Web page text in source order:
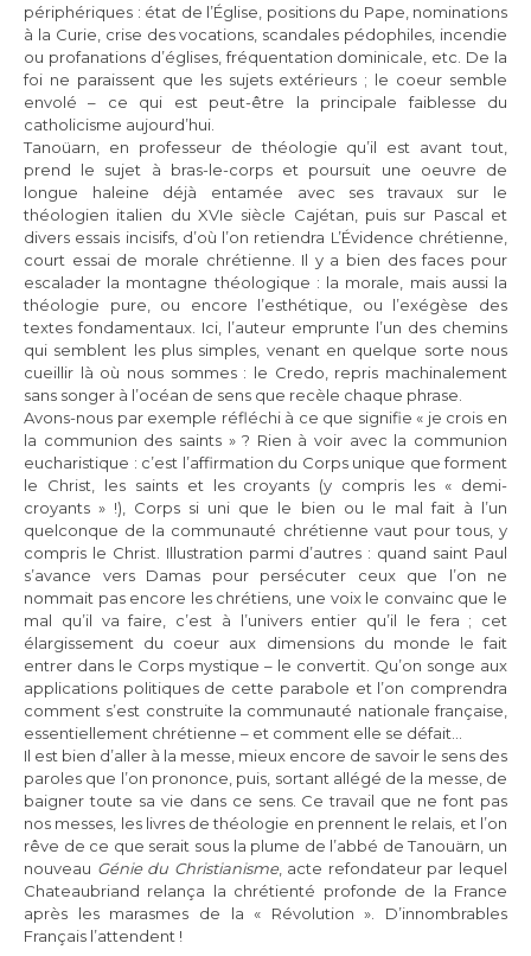
périphériques : état de l’Église, positions du Pape, nominations
à la Curie, crise des vocations, scandales pédophiles, incendie
ou profanations d’églises, fréquentation dominicale, etc. De la
foi ne paraissent que les sujets extérieurs ; le coeur semble
envolé – ce qui est peut-être la principale faiblesse du
catholicisme aujourd’hui.
Tanoüarn, en professeur de théologie qu’il est avant tout,
prend le sujet à bras-le-corps et poursuit une oeuvre de
longue haleine déjà entamée avec ses travaux sur le
théologien italien du XVIe siècle Cajétan, puis sur Pascal et
divers essais incisifs, d’où l’on retiendra L’Évidence chrétienne,
court essai de morale chrétienne. Il y a bien des faces pour
escalader la montagne théologique : la morale, mais aussi la
théologie pure, ou encore l’esthétique, ou l’exégèse des
textes fondamentaux. Ici, l’auteur emprunte l’un des chemins
qui semblent les plus simples, venant en quelque sorte nous
cueillir là où nous sommes : le Credo, repris machinalement
sans songer à l’océan de sens que recèle chaque phrase.
Avons-nous par exemple réfléchi à ce que signifie « je crois en
la communion des saints » ? Rien à voir avec la communion
eucharistique : c’est l’affirmation du Corps unique que forment
le Christ, les saints et les croyants (y compris les « demi-
croyants » !), Corps si uni que le bien ou le mal fait à l’un
quelconque de la communauté chrétienne vaut pour tous, y
compris le Christ. Illustration parmi d’autres : quand saint Paul
s’avance vers Damas pour persécuter ceux que l’on ne
nommait pas encore les chrétiens, une voix le convainc que le
mal qu’il va faire, c’est à l’univers entier qu’il le fera ; cet
élargissement du coeur aux dimensions du monde le fait
entrer dans le Corps mystique – le convertit. Qu’on songe aux
applications politiques de cette parabole et l’on comprendra
comment s’est construite la communauté nationale française,
essentiellement chrétienne – et comment elle se défait…
Il est bien d’aller à la messe, mieux encore de savoir le sens des
paroles que l’on prononce, puis, sortant allégé de la messe, de
baigner toute sa vie dans ce sens. Ce travail que ne font pas
nos messes, les livres de théologie en prennent le relais, et l’on
rêve de ce que serait sous la plume de l’abbé de Tanouärn, un
nouveau Génie du Christianisme, acte refondateur par lequel
Chateaubriand relança la chrétienté profonde de la France
après les marasmes de la « Révolution ». D’innombrables
Français l’attendent !